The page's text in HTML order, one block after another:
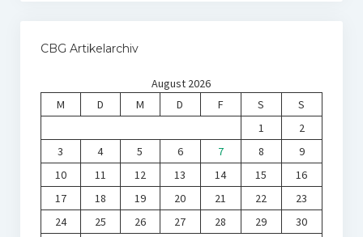
CBG Artikelarchiv
August 2026
M
D M D F S
S
1
2
3
4 5 6 7 8
9
10
11 12 13 14 15
16
17
18 19 20 21 22
23
24
25 26 27 28 29
30